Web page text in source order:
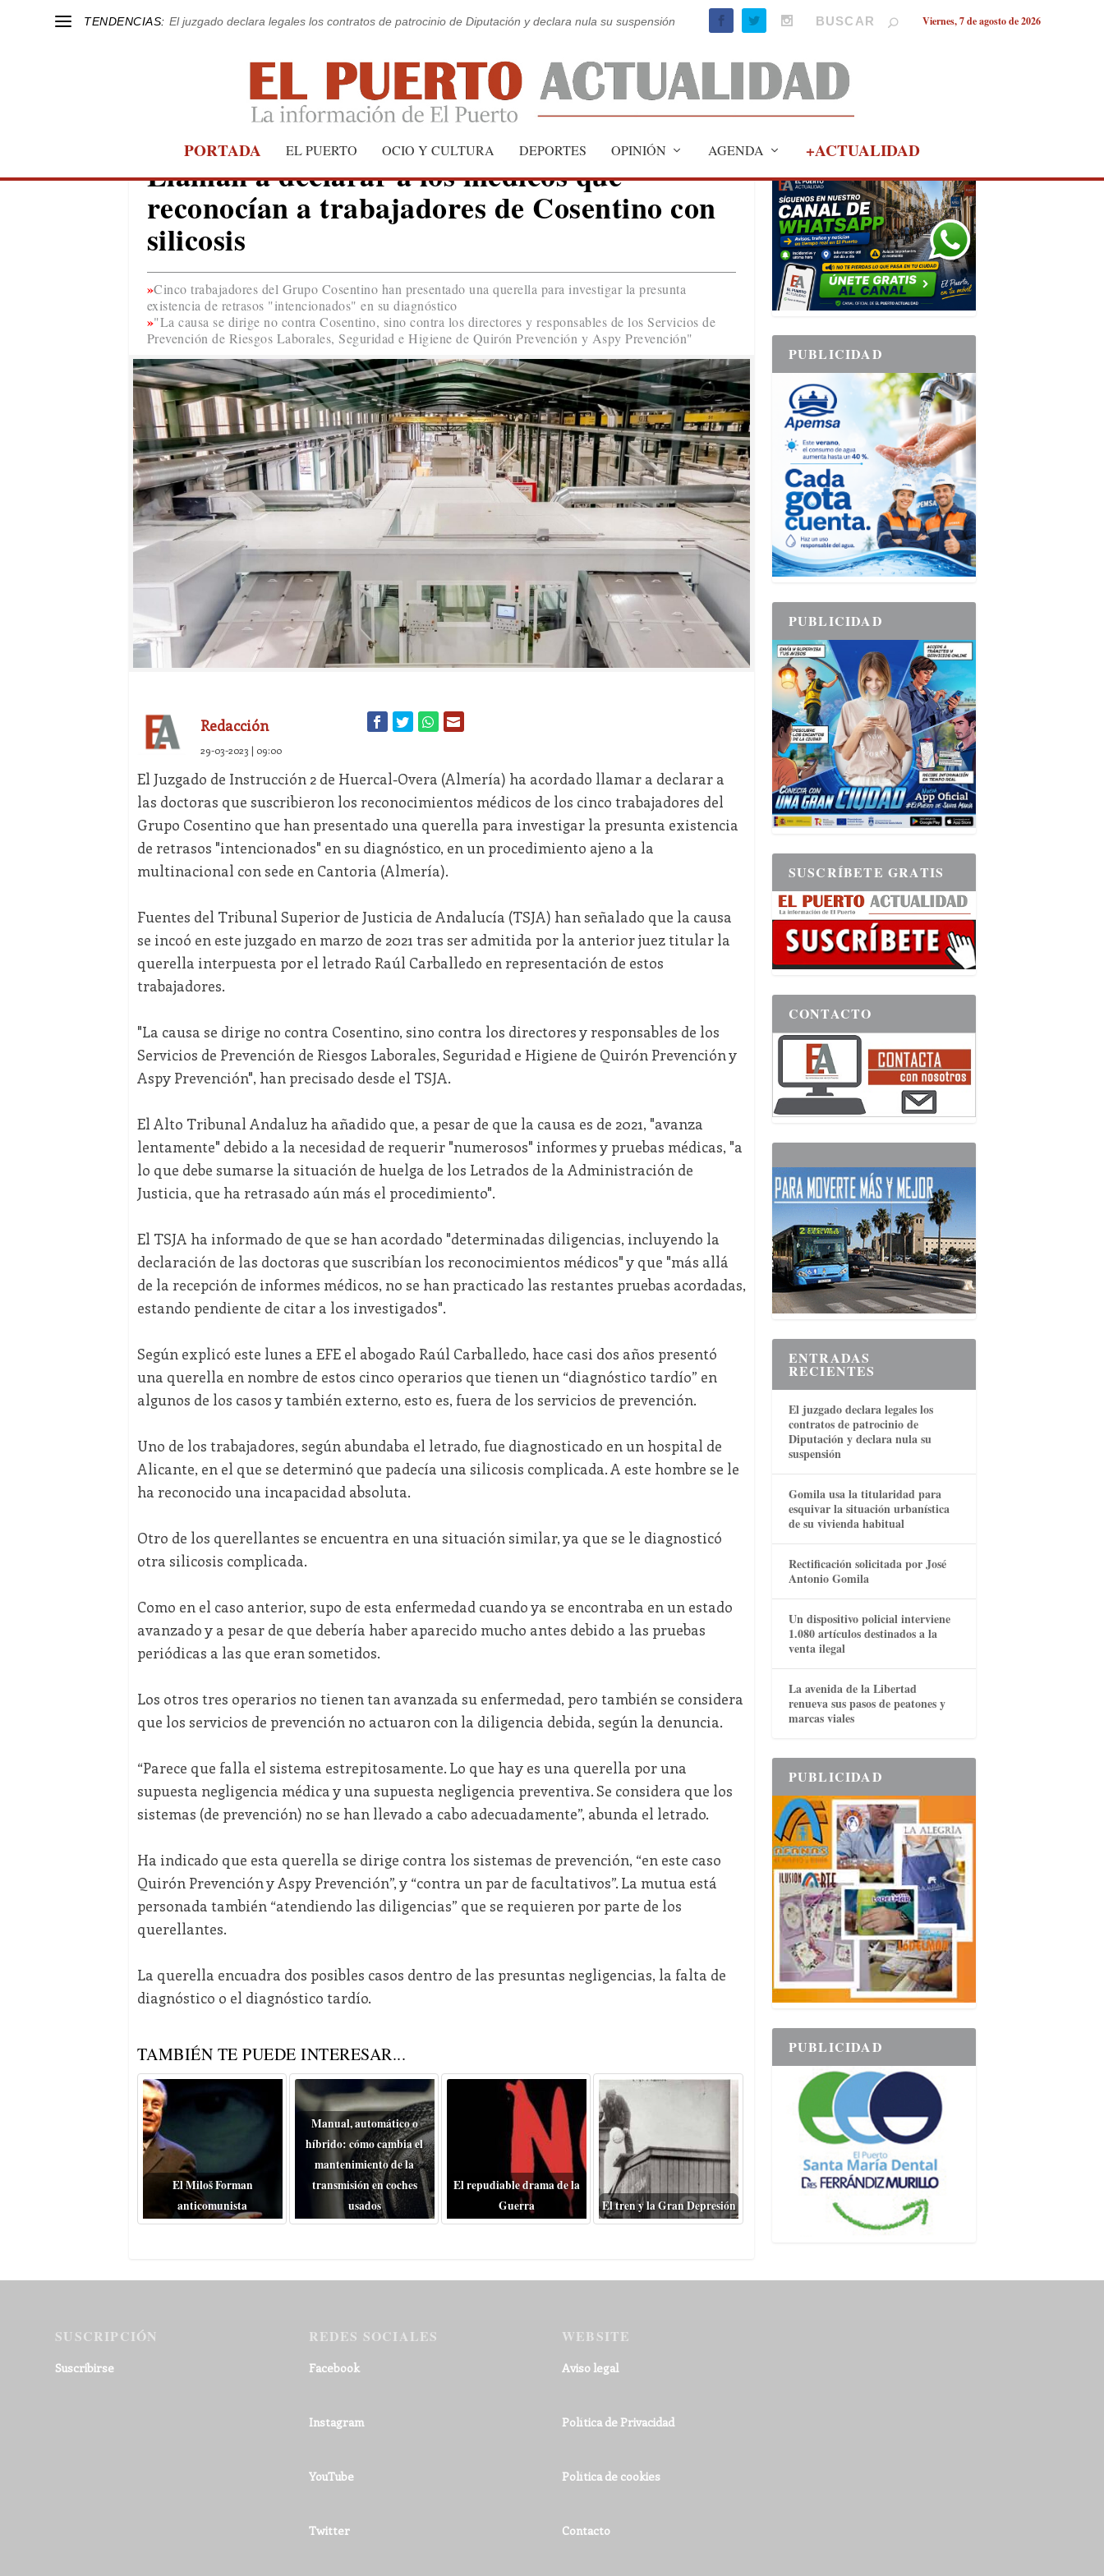
TENDENCIAS: El juzgado declara legales los contratos de patrocinio de Diputación y declara nula su suspensión Viernes, 7 de agosto de 2026
PORTADA EL PUERTO OCIO Y CULTURA DEPORTES OPINIÓN AGENDA +ACTUALIDAD
ALMERÍA
Llaman a declarar a los médicos que
reconocían a trabajadores de Cosentino con
silicosis
Cinco trabajadores del Grupo Cosentino han presentado una querella para investigar la presunta
existencia de retrasos "intencionados" en su diagnóstico
"La causa se dirige no contra Cosentino, sino contra los directores y responsables de los Servicios de
Prevención de Riesgos Laborales, Seguridad e Higiene de Quirón Prevención y Aspy Prevención"
Redacción
29-03-2023 | 09:00
El Juzgado de Instrucción 2 de Huercal-Overa (Almería) ha acordado llamar a declarar a
las doctoras que suscribieron los reconocimientos médicos de los cinco trabajadores del
Grupo Cosentino que han presentado una querella para investigar la presunta existencia
de retrasos "intencionados" en su diagnóstico, en un procedimiento ajeno a la
multinacional con sede en Cantoria (Almería).
Fuentes del Tribunal Superior de Justicia de Andalucía (TSJA) han señalado que la causa
se incoó en este juzgado en marzo de 2021 tras ser admitida por la anterior juez titular la
querella interpuesta por el letrado Raúl Carballedo en representación de estos
trabajadores.
"La causa se dirige no contra Cosentino, sino contra los directores y responsables de los
Servicios de Prevención de Riesgos Laborales, Seguridad e Higiene de Quirón Prevención y
Aspy Prevención", han precisado desde el TSJA.
El Alto Tribunal Andaluz ha añadido que, a pesar de que la causa es de 2021, "avanza
lentamente" debido a la necesidad de requerir "numerosos" informes y pruebas médicas, "a
lo que debe sumarse la situación de huelga de los Letrados de la Administración de
Justicia, que ha retrasado aún más el procedimiento".
El TSJA ha informado de que se han acordado "determinadas diligencias, incluyendo la
declaración de las doctoras que suscribían los reconocimientos médicos" y que "más allá
de la recepción de informes médicos, no se han practicado las restantes pruebas acordadas,
estando pendiente de citar a los investigados".
Según explicó este lunes a EFE el abogado Raúl Carballedo, hace casi dos años presentó
una querella en nombre de estos cinco operarios que tienen un “diagnóstico tardío” en
algunos de los casos y también externo, esto es, fuera de los servicios de prevención.
Uno de los trabajadores, según abundaba el letrado, fue diagnosticado en un hospital de
Alicante, en el que se determinó que padecía una silicosis complicada. A este hombre se le
ha reconocido una incapacidad absoluta.
Otro de los querellantes se encuentra en una situación similar, ya que se le diagnosticó
otra silicosis complicada.
Como en el caso anterior, supo de esta enfermedad cuando ya se encontraba en un estado
avanzado y a pesar de que debería haber aparecido mucho antes debido a las pruebas
periódicas a las que eran sometidos.
Los otros tres operarios no tienen tan avanzada su enfermedad, pero también se considera
que los servicios de prevención no actuaron con la diligencia debida, según la denuncia.
“Parece que falla el sistema estrepitosamente. Lo que hay es una querella por una
supuesta negligencia médica y una supuesta negligencia preventiva. Se considera que los
sistemas (de prevención) no se han llevado a cabo adecuadamente”, abunda el letrado.
Ha indicado que esta querella se dirige contra los sistemas de prevención, “en este caso
Quirón Prevención y Aspy Prevención”, y “contra un par de facultativos”. La mutua está
personada también “atendiendo las diligencias” que se requieren por parte de los
querellantes.
La querella encuadra dos posibles casos dentro de las presuntas negligencias, la falta de
diagnóstico o el diagnóstico tardío.
TAMBIÉN TE PUEDE INTERESAR...
El Miloš Forman
anticomunista
Manual, automático o
híbrido: cómo cambia el
mantenimiento de la
transmisión en coches
usados
El repudiable drama de la
Guerra
El tren y la Gran Depresión
PUBLICIDAD
PUBLICIDAD
PUBLICIDAD
SUSCRÍBETE GRATIS
CONTACTO
ENTRADAS
RECIENTES
El juzgado declara legales los
contratos de patrocinio de
Diputación y declara nula su
suspensión
Gomila usa la titularidad para
esquivar la situación urbanística
de su vivienda habitual
Rectificación solicitada por José
Antonio Gomila
Un dispositivo policial interviene
1.080 artículos destinados a la
venta ilegal
La avenida de la Libertad
renueva sus pasos de peatones y
marcas viales
PUBLICIDAD
PUBLICIDAD
SUSCRIPCIÓN
Suscribirse
REDES SOCIALES
Facebook
Instagram
YouTube
Twitter
WEBSITE
Aviso legal
Política de Privacidad
Política de cookies
Contacto